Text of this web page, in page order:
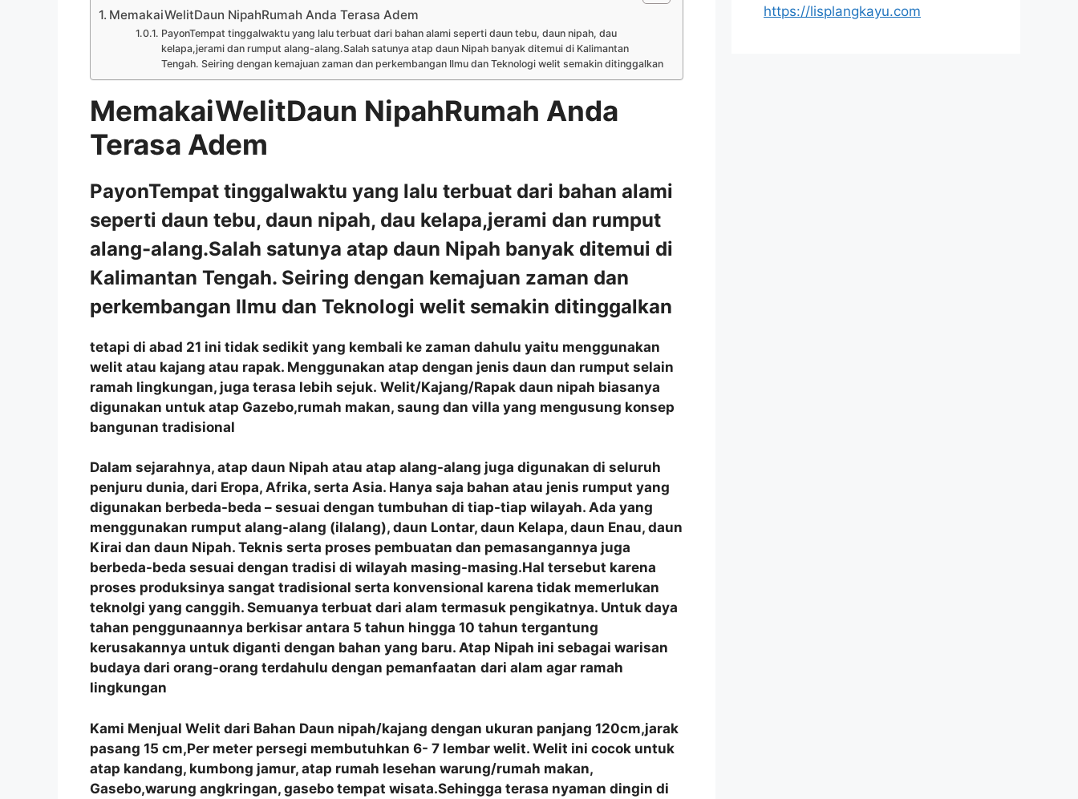
MemakaiWelitDaun NipahRumah Anda Terasa Adem
PayonTempat tinggalwaktu yang lalu terbuat dari bahan alami seperti daun tebu, daun nipah, dau
kelapa,jerami dan rumput alang-alang.Salah satunya atap daun Nipah banyak ditemui di Kalimantan
Tengah. Seiring dengan kemajuan zaman dan perkembangan Ilmu dan Teknologi welit semakin ditinggalkan
MemakaiWelitDaun NipahRumah Anda
Terasa Adem
PayonTempat tinggalwaktu yang lalu terbuat dari bahan alami
seperti daun tebu, daun nipah, dau kelapa,jerami dan rumput
alang-alang.Salah satunya atap daun Nipah banyak ditemui di
Kalimantan Tengah. Seiring dengan kemajuan zaman dan
perkembangan Ilmu dan Teknologi welit semakin ditinggalkan
tetapi di abad 21 ini tidak sedikit yang kembali ke zaman dahulu yaitu menggunakan
welit atau kajang atau rapak. Menggunakan atap dengan jenis daun dan rumput selain
ramah lingkungan, juga terasa lebih sejuk. Welit/Kajang/Rapak daun nipah biasanya
digunakan untuk atap Gazebo,rumah makan, saung dan villa yang mengusung konsep
bangunan tradisional
Dalam sejarahnya, atap daun Nipah atau atap alang-alang juga digunakan di seluruh
penjuru dunia, dari Eropa, Afrika, serta Asia. Hanya saja bahan atau jenis rumput yang
digunakan berbeda-beda – sesuai dengan tumbuhan di tiap-tiap wilayah. Ada yang
menggunakan rumput alang-alang (ilalang), daun Lontar, daun Kelapa, daun Enau, daun
Kirai dan daun Nipah. Teknis serta proses pembuatan dan pemasangannya juga
berbeda-beda sesuai dengan tradisi di wilayah masing-masing.Hal tersebut karena
proses produksinya sangat tradisional serta konvensional karena tidak memerlukan
teknolgi yang canggih. Semuanya terbuat dari alam termasuk pengikatnya. Untuk daya
tahan penggunaannya berkisar antara 5 tahun hingga 10 tahun tergantung
kerusakannya untuk diganti dengan bahan yang baru. Atap Nipah ini sebagai warisan
budaya dari orang-orang terdahulu dengan pemanfaatan dari alam agar ramah
lingkungan
Kami Menjual Welit dari Bahan Daun nipah/kajang dengan ukuran panjang 120cm,jarak
pasang 15 cm,Per meter persegi membutuhkan 6- 7 lembar welit. Welit ini cocok untuk
atap kandang, kumbong jamur, atap rumah lesehan warung/rumah makan,
Gasebo,warung angkringan, gasebo tempat wisata.Sehingga terasa nyaman dingin di
https://lisplangkayu.com